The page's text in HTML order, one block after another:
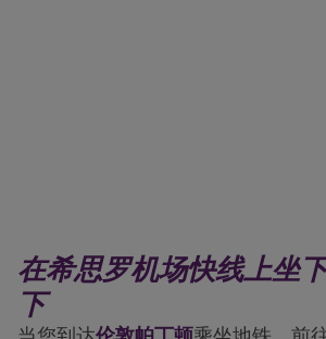
在希思罗机场快线上坐
下